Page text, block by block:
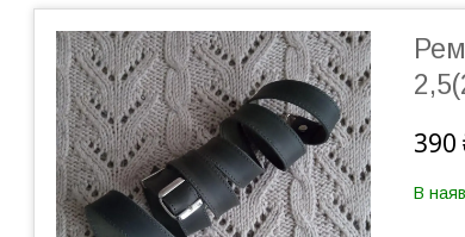
390
В